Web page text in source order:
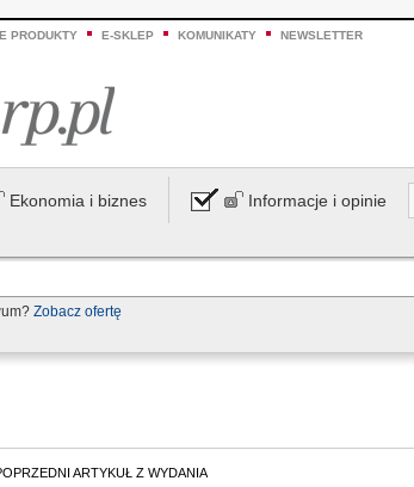
PRODUKTY E-SKLEP KOMUNIKATY NEWSLETTER
Ekonomia i biznes Informacje i opinie
Zobacz ofertę
ARTYKUŁ Z WYDANIA